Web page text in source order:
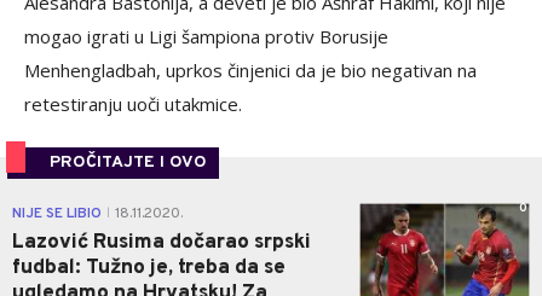
mogao igrati u Ligi šampiona protiv Borusije
Menhengladbah, uprkos činjenici da je bio negativan na
retestiranju uoči utakmice.
PROČITAJTE I OVO
NIJE SE LIBIO 18.11.2020.
Lazović Rusima dočarao srpski
fudbal: Tužno je, treba da se
0